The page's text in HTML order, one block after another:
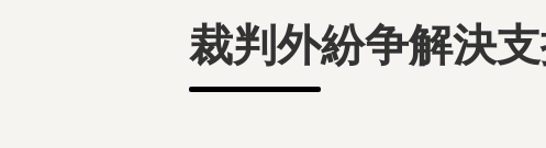
裁判外紛争解決